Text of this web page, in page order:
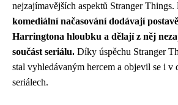
nejzajímavějších aspektů Stranger Things.
komediální načasování dodávají
Harringtona hloubku a dělají z něj
součást seriálu. Díky úspěchu Stranger
stal vyhledávaným hercem a objevil se i v
seriálech.